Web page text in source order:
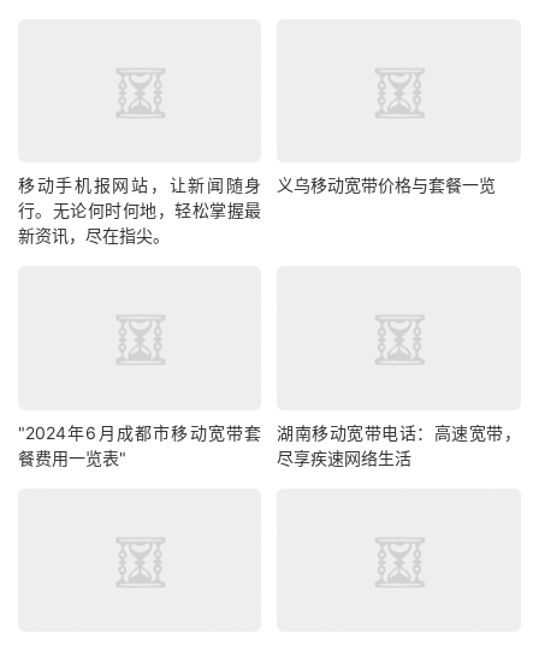
移动手机报网站，让新闻随身
行。无论何时何地，轻松掌握最
新资讯，尽在指尖。
义乌移动宽带价格与套餐一览
"2024年6月成都市移动宽带套
餐费用一览表"
湖南移动宽带电话：高速宽带，
尽享疾速网络生活